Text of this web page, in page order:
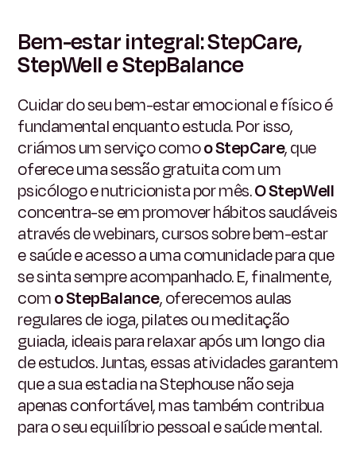
Bem-estar integral: StepCare,
StepWell e StepBalance
Cuidar do seu bem-estar emocional e físico é
fundamental enquanto estuda. Por isso,
criámos um serviço comoo StepCare, que
oferece uma sessão gratuita com um
psicólogo e nutricionista por mês.O StepWell
concentra-se em promover hábitos saudáveis
através de webinars, cursos sobre bem-estar
e saúde e acesso a uma comunidade para que
se sinta sempre acompanhado. E, finalmente,
como StepBalance, oferecemos aulas
regulares de ioga, pilates ou meditação
guiada, ideais para relaxar após um longo dia
de estudos. Juntas, essas atividades garantem
que a sua estadia na Stephouse não seja
apenas confortável, mas também contribua
para o seu equilíbrio pessoal e saúde mental.